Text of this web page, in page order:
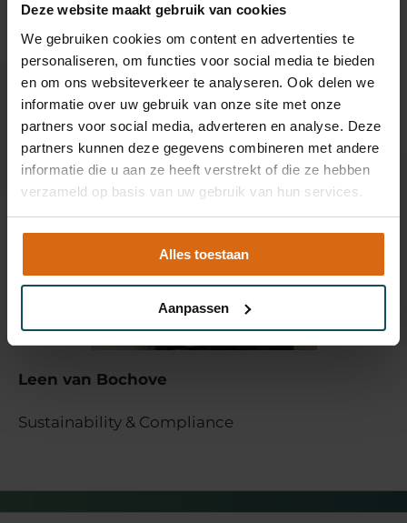
Deze website maakt gebruik van cookies
We gebruiken cookies om content en advertenties te
personaliseren, om functies voor social media te bieden
en om ons websiteverkeer te analyseren. Ook delen we
informatie over uw gebruik van onze site met onze
partners voor social media, adverteren en analyse. Deze
partners kunnen deze gegevens combineren met andere
informatie die u aan ze heeft verstrekt of die ze hebben
verzameld op basis van uw gebruik van hun services.
Alles toestaan
Aanpassen
Leen van Bochove
Sustainability & Compliance